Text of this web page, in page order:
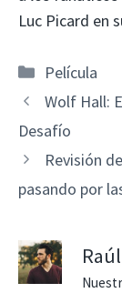
Luc Picard en
Categorías
Película
Wolf Hall:
Desafío
Revisión
pasando por